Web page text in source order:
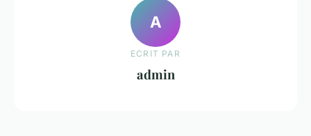
A
ECRIT PAR
admin